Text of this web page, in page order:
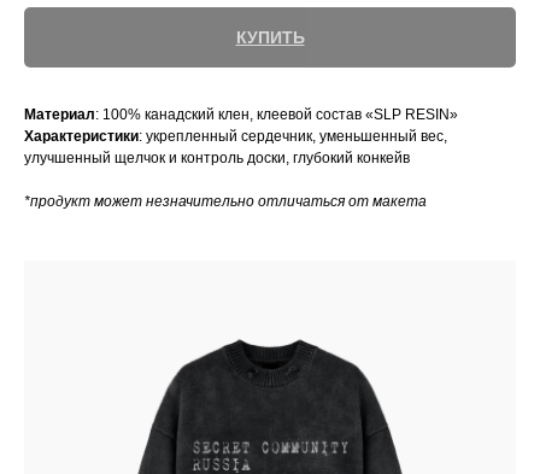
КУПИТЬ
Материал: 100% канадский клен, клеевой состав «SLP RESIN»
Характеристики: укрепленный сердечник, уменьшенный вес,
улучшенный щелчок и контроль доски, глубокий конкейв
*продукт может незначительно отличаться от макета